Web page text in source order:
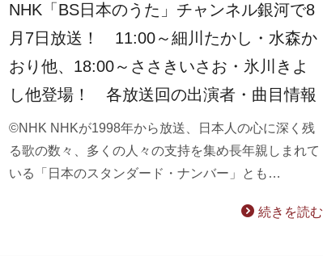
NHK「BS日本のうた」チャンネル銀河で8
月7日放送！ 11:00～細川たかし・水森か
おり他、18:00～ささきいさお・氷川きよ
し他登場！ 各放送回の出演者・曲目情報
©NHK NHKが1998年から放送、日本人の心に深く残
る歌の数々、多くの人々の支持を集め長年親しまれて
いる「日本のスタンダード・ナンバー」とも…
続きを読む